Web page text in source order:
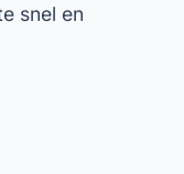
snel en